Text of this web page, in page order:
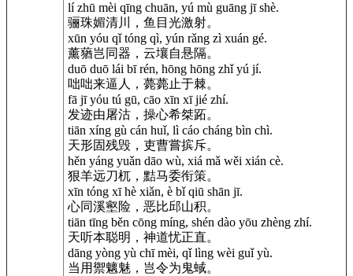
lí zhū mèi qīng chuān, yú mù guāng jī shè.
骊珠媚清川，鱼目光激射。
xūn yóu qǐ tóng qì, yún rǎng zì xuán gé.
薰蕕岂同器，云壤自悬隔。
duō duō lái bī rén, hōng hōng zhǐ yú jí.
咄咄来逼人，薨薨止于棘。
fā jī yóu tú gū, cāo xīn xī jié zhí.
发迹由屠沽，操心希桀跖。
tiān xíng gù cán huǐ, lì cáo cháng bìn chì.
天形固残毁，吏曹嘗摈斥。
hěn yáng yuǎn dāo wù, xiá mǎ wěi xián cè.
狠羊远刀杌，黠马委衔策。
xīn tóng xī hè xiǎn, è bǐ qiū shān jī.
心同溪壑险，恶比邱山积。
tiān tīng běn cōng míng, shén dào yōu zhèng zhí.
天听本聪明，神道忧正直。
dāng yòng yù chī mèi, qǐ lìng wèi guǐ yù.
当用禦魑魅，岂令为鬼蜮。